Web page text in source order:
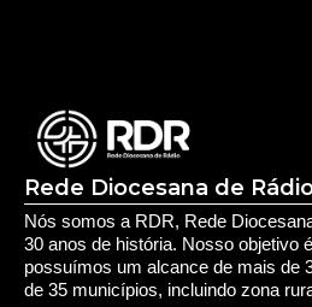
Rede Diocesana de
Nós somos a RDR, Rede
30 anos de história. Nosso objetivo
possuímos um alcance de mais de
de 35 municípios, incluindo zona